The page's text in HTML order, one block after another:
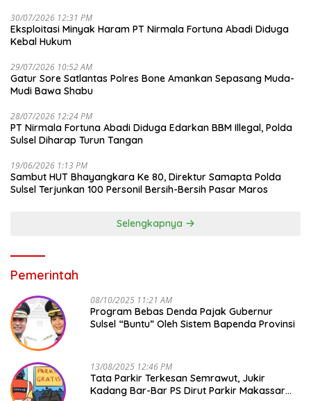
30/07/2026 12:31 PM
Eksploitasi Minyak Haram PT Nirmala Fortuna Abadi Diduga
Kebal Hukum
29/07/2026 10:52 AM
Gatur Sore Satlantas Polres Bone Amankan Sepasang Muda-
Mudi Bawa Shabu
28/07/2026 12:24 PM
PT Nirmala Fortuna Abadi Diduga Edarkan BBM Illegal, Polda
Sulsel Diharap Turun Tangan
19/06/2026 1:13 PM
Sambut HUT Bhayangkara Ke 80, Direktur Samapta Polda
Sulsel Terjunkan 100 Personil Bersih-Bersih Pasar Maros
Selengkapnya
Pemerintah
08/10/2025 11:21 AM
Program Bebas Denda Pajak Gubernur
Sulsel “Buntu” Oleh Sistem Bapenda Provinsi
13/08/2025 12:46 PM
Tata Parkir Terkesan Semrawut, Jukir
Kadang Bar-Bar PS Dirut Parkir Makassar